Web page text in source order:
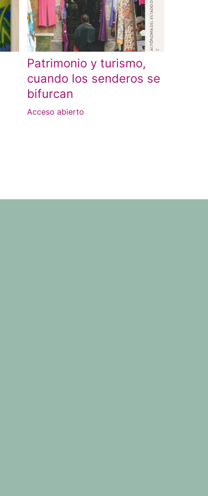
Patrimonio y turismo,
cuando los senderos se
bifurcan
Acceso abierto